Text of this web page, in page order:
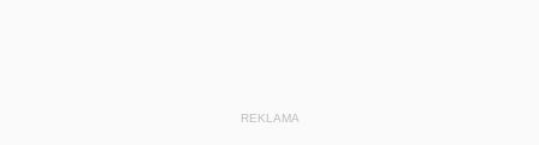
REKLAMA